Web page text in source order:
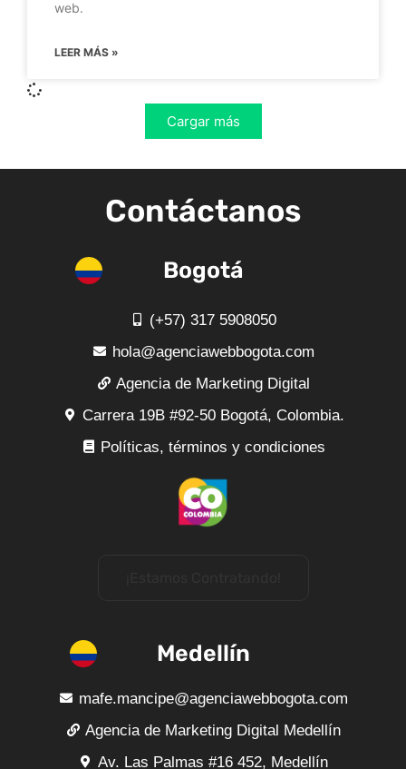
web.
LEER MÁS »
Cargar más
Contáctanos
Bogotá
(+57) 317 5908050
hola@agenciawebbogota.com
Agencia de Marketing Digital
Carrera 19B #92-50 Bogotá, Colombia.
Políticas, términos y condiciones
Medellín
mafe.mancipe@agenciawebbogota.com
Agencia de Marketing Digital Medellín
Av. Las Palmas #16 452, Medellín